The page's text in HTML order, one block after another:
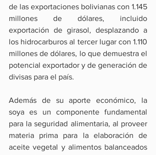
de las exportaciones bolivianas con 1.145
millones de dólares, incluido
exportación de girasol, desplazando a
los hidrocarburos al tercer lugar con 1.110
millones de dólares, lo que demuestra el
potencial exportador y de generación de
divisas para el país.
Además de su aporte económico, la
soya es un componente fundamental
para la seguridad alimentaria, al proveer
materia prima para la elaboración de
aceite vegetal y alimentos balanceados